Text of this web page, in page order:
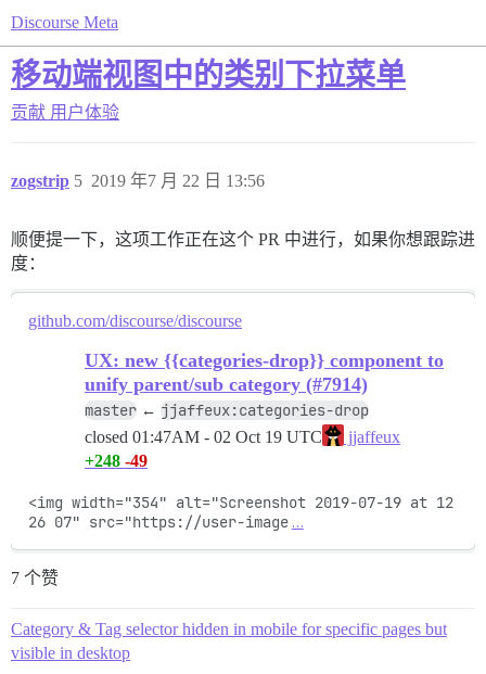
Discourse Meta
移动端视图中的类别下拉菜单
贡献 用户体验
zogstrip 2019 年7 月 22 日 13:56
5
顺便提一下，这项工作正在这个 PR 中进行，如果你想跟踪进
度：
github.com/discourse/discourse
UX: new {{categories-drop}} component to
unify parent/sub category (#7914)
master ← jjaffeux:categories-drop
closed 01:47AM - 02 Oct 19 UTC
jjaffeux
+248 -49
<img width="354" alt="Screenshot 2019-07-19 at 12
26 07" src="https://user-image …
7 个赞
Category & Tag selector hidden in mobile for specific pages but
visible in desktop